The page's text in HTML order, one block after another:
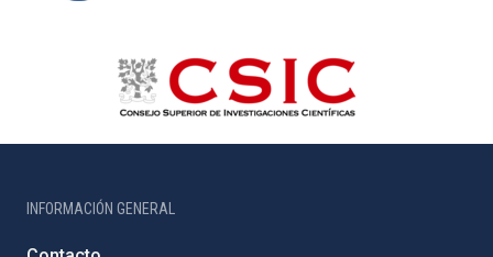
INFORMACIÓN GENERAL